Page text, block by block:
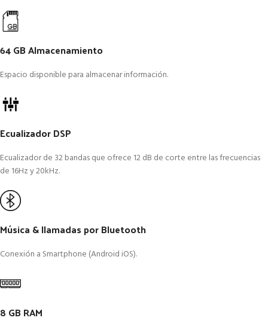
64 GB Almacenamiento
Espacio disponible para almacenar información.
Ecualizador DSP
Ecualizador de 32 bandas que ofrece 12 dB de corte entre las frecuencias
de 16Hz y 20kHz.
Música & llamadas por Bluetooth
Conexión a Smartphone (Android iOS).
8 GB RAM